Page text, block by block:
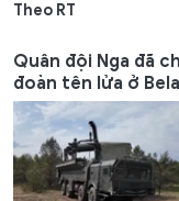
Theo RT
Quân đội Nga đã
đoàn tên lửa ở